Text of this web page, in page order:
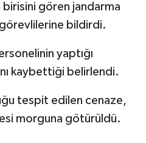
gören jandarma
bildirdi.
yaptığı
kaybettiği belirlendi.
tespit edilen cenaze,
morguna götürüldü.